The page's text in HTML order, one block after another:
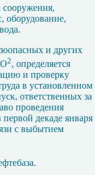
оборудование,
и других
2, определяется
и проверку
в установленном
ответственных за
проведения
декаде января
с выбытием